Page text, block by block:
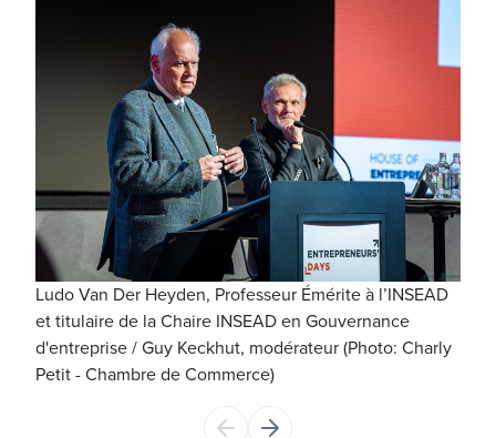
Ludo Van Der Heyden, Professeur Émérite à l’INSEAD
et titulaire de la Chaire INSEAD en Gouvernance
d'entreprise / Guy Keckhut, modérateur (Photo: Charly
Petit - Chambre de Commerce)